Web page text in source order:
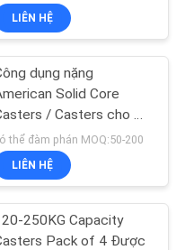
LIÊN HỆ
dụng nặng
Solid Core
/ Casters cho đồ
thất 120-250KG Load
Ball Bearing
thể đàm phán MOQ:50-200
LIÊN HỆ
250KG Capacity
Pack of 4 Được